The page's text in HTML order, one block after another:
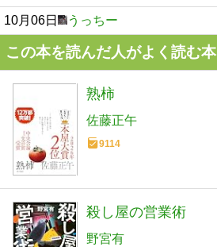
10月06日 うっちー
この本を読んだ人がよく読む本
熟柿
佐藤正午
9114
殺し屋の営業術
野宮有